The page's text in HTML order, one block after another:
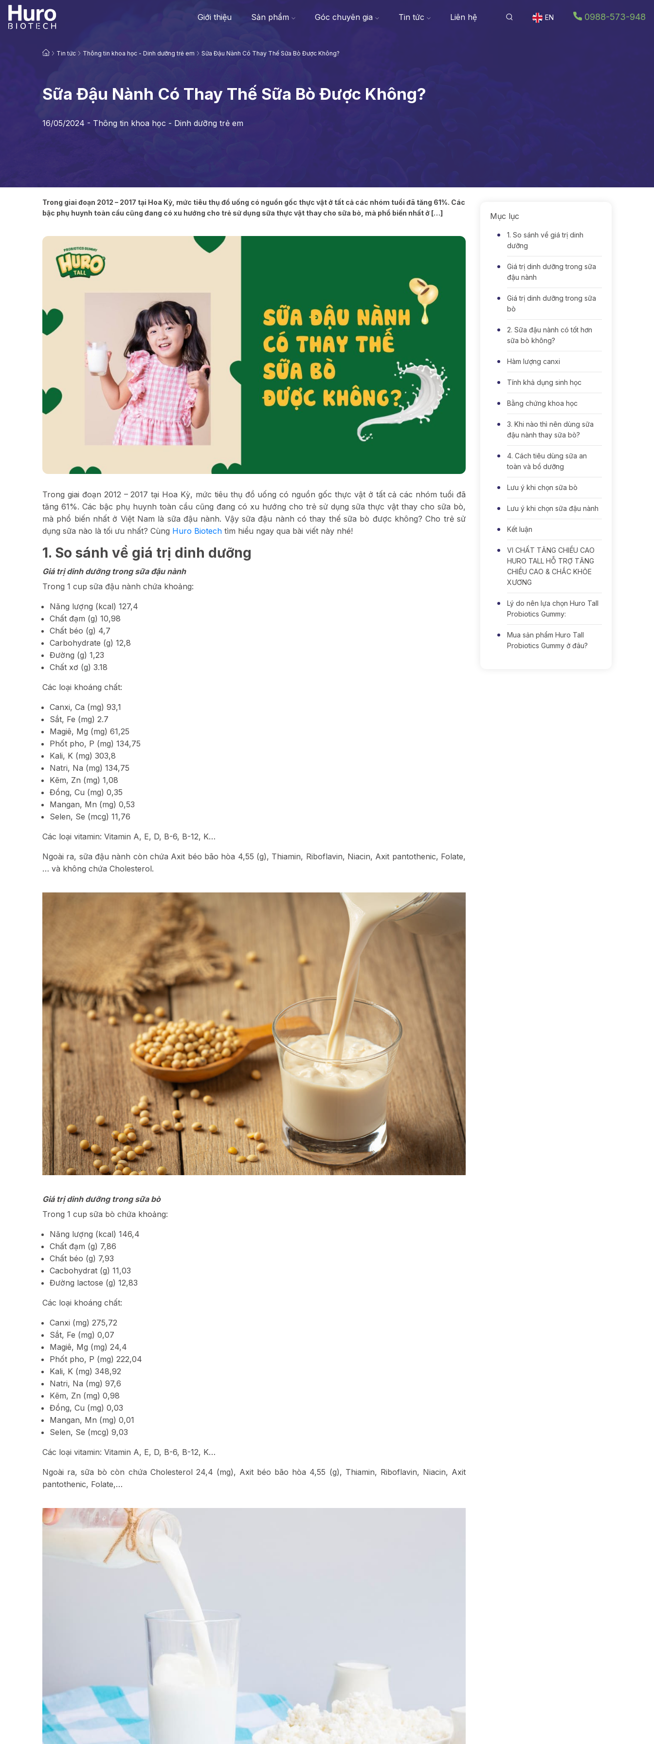
Giới thiệu Sản phẩm Góc chuyên gia Tin tức Liên hệ EN 0988-573-948
Tin tức Thông tin khoa học - Dinh dưỡng trẻ em Sữa Đậu Nành Có Thay Thế Sữa Bò Được Không?
Sữa Đậu Nành Có Thay Thế Sữa Bò Được Không?
16/05/2024 - Thông tin khoa học - Dinh dưỡng trẻ em
Trong giai đoạn 2012 – 2017 tại Hoa Kỳ, mức tiêu thụ đồ uống có nguồn gốc thực vật ở tất cả các nhóm tuổi đã tăng 61%. Các
bậc phụ huynh toàn cầu cũng đang có xu hướng cho trẻ sử dụng sữa thực vật thay cho sữa bò, mà phổ biến nhất ở […]
Trong giai đoạn 2012 – 2017 tại Hoa Kỳ, mức tiêu thụ đồ uống có nguồn gốc thực vật ở tất cả các nhóm tuổi đã
tăng 61%. Các bậc phụ huynh toàn cầu cũng đang có xu hướng cho trẻ sử dụng sữa thực vật thay cho sữa bò,
mà phổ biến nhất ở Việt Nam là sữa đậu nành. Vậy sữa đậu nành có thay thế sữa bò được không? Cho trẻ sử
dụng sữa nào là tối ưu nhất? Cùng Huro Biotech tìm hiểu ngay qua bài viết này nhé!
1. So sánh về giá trị dinh dưỡng
Giá trị dinh dưỡng trong sữa đậu nành
Trong 1 cup sữa đậu nành chứa khoảng:
Năng lượng (kcal) 127,4
Chất đạm (g) 10,98
Chất béo (g) 4,7
Carbohydrate (g) 12,8
Đường (g) 1,23
Chất xơ (g) 3.18
Các loại khoáng chất:
Canxi, Ca (mg) 93,1
Sắt, Fe (mg) 2.7
Magiê, Mg (mg) 61,25
Phốt pho, P (mg) 134,75
Kali, K (mg) 303,8
Natri, Na (mg) 134,75
Kẽm, Zn (mg) 1,08
Đồng, Cu (mg) 0,35
Mangan, Mn (mg) 0,53
Selen, Se (mcg) 11,76
Các loại vitamin: Vitamin A, E, D, B-6, B-12, K…
Ngoài ra, sữa đậu nành còn chứa Axit béo bão hòa 4,55 (g), Thiamin, Riboflavin, Niacin, Axit pantothenic, Folate,
… và không chứa Cholesterol.
Giá trị dinh dưỡng trong sữa bò
Trong 1 cup sữa bò chứa khoảng:
Năng lượng (kcal) 146,4
Chất đạm (g) 7,86
Chất béo (g) 7,93
Cacbohydrat (g) 11,03
Đường lactose (g) 12,83
Các loại khoáng chất:
Canxi (mg) 275,72
Sắt, Fe (mg) 0,07
Magiê, Mg (mg) 24,4
Phốt pho, P (mg) 222,04
Kali, K (mg) 348,92
Natri, Na (mg) 97,6
Kẽm, Zn (mg) 0,98
Đồng, Cu (mg) 0,03
Mangan, Mn (mg) 0,01
Selen, Se (mcg) 9,03
Các loại vitamin: Vitamin A, E, D, B-6, B-12, K…
Ngoài ra, sữa bò còn chứa Cholesterol 24,4 (mg), Axit béo bão hòa 4,55 (g), Thiamin, Riboflavin, Niacin, Axit
pantothenic, Folate,…
Mục lục
1. So sánh về giá trị dinh
dưỡng
Giá trị dinh dưỡng trong sữa
đậu nành
Giá trị dinh dưỡng trong sữa
bò
2. Sữa đậu nành có tốt hơn
sữa bò không?
Hàm lượng canxi
Tính khả dụng sinh học
Bằng chứng khoa học
3. Khi nào thì nên dùng sữa
đậu nành thay sữa bò?
4. Cách tiêu dùng sữa an
toàn và bổ dưỡng
Lưu ý khi chọn sữa bò
Lưu ý khi chọn sữa đậu nành
Kết luận
VI CHẤT TĂNG CHIỀU CAO
HURO TALL HỖ TRỢ TĂNG
CHIỀU CAO & CHẮC KHỎE
XƯƠNG
Lý do nên lựa chọn Huro Tall
Probiotics Gummy:
Mua sản phẩm Huro Tall
Probiotics Gummy ở đâu?